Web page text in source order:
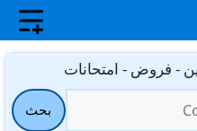
- فروض - امتحانات
بحث